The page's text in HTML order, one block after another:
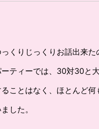
くりじっくりお話出来
ティーでは、30対30と
ことはなく、ほとんど
した。